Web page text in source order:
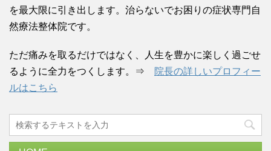
を最大限に引き出します。治らないでお困りの症状専門自
然療法整体院です。
ただ痛みを取るだけではなく、人生を豊かに楽しく過ごせ
るように全力をつくします。⇒
院長の詳しいプロフィー
ルはこちら